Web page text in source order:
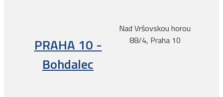
PRAHA 10 -
Bohdalec
Nad Vršovskou horou
88/4, Praha 10